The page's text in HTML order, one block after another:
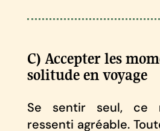
C) Accepter les
solitude en voyage
Se sentir seul, ce
ressenti agréable.